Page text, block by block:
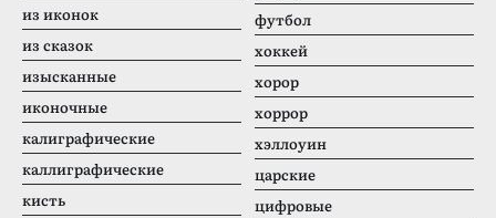
из иконок
из сказок
изысканные
иконочные
калиграфические
каллиграфические
кисть
футбол
хоккей
хорор
хоррор
хэллоуин
царские
цифровые